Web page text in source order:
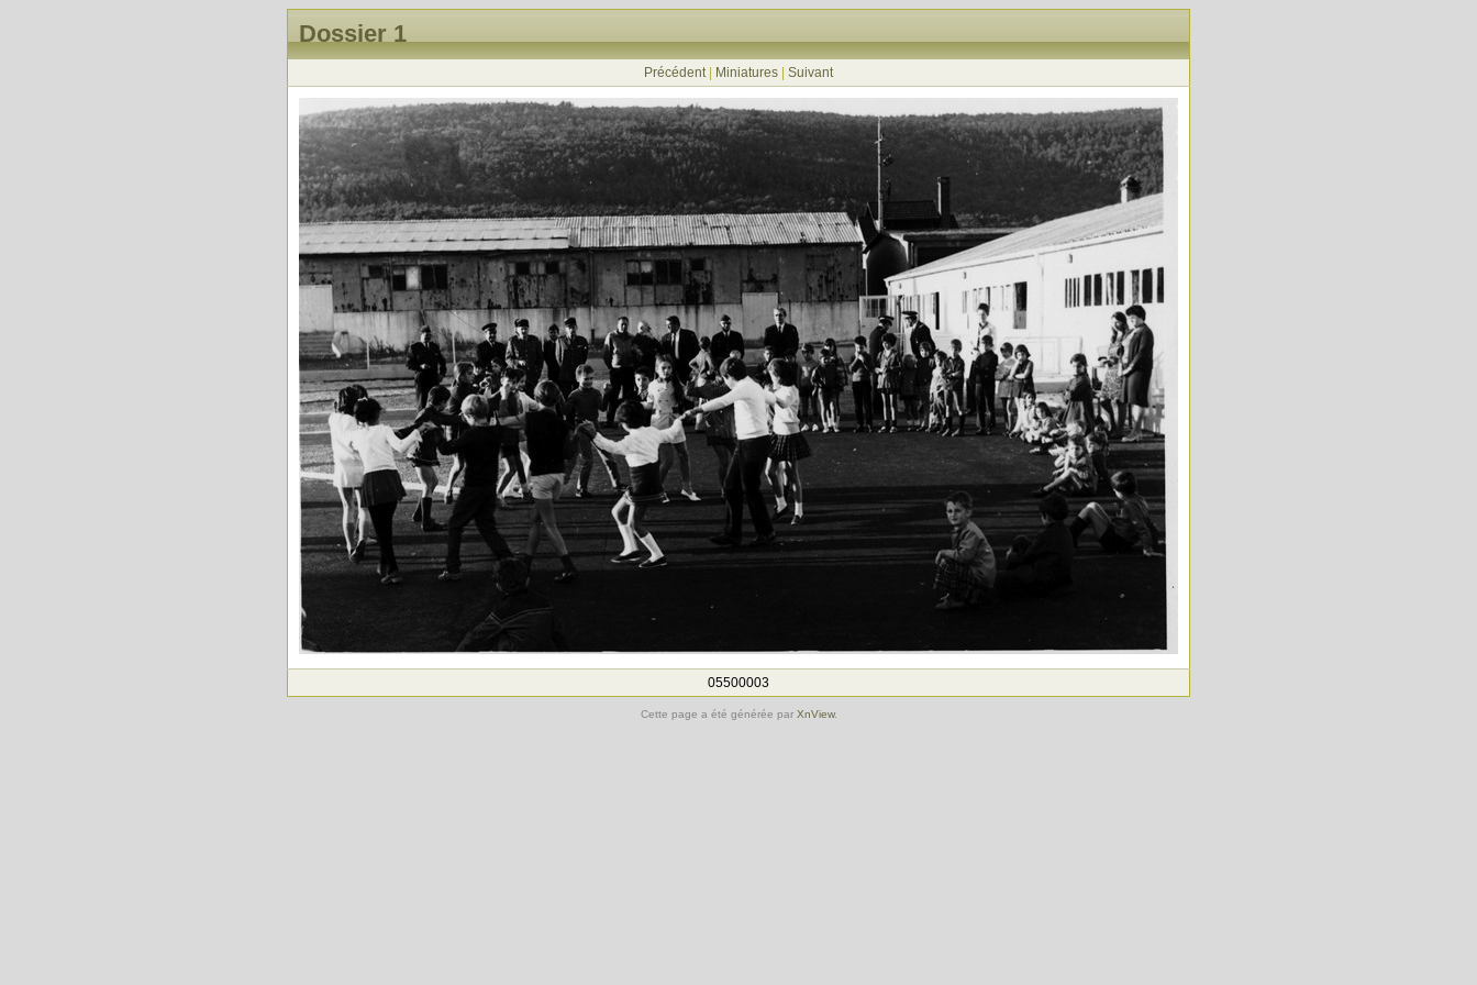
Dossier 1
Précédent| Miniatures Suivant
05500003
Cette page a été générée par XnView.